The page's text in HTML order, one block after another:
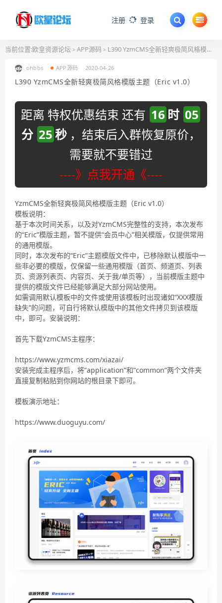
注册 登录
当前位置:欧皇资源论坛 > APP源码 > L390 YzmCMS全新轻爽极简风格模版主题（Eric v1.0）
ohbbs APP源码 2020-04-26
L390 YzmCMS全新轻爽极简风格模版主题（Eric v1.0）
距离 特权优惠结束 还有 16 时 05
分 25秒 ，结束后入群恢复原价，
需要就不要错过
----》点我开通《----
YzmCMS全新轻爽极简风格模版主题（Eric v1.0）
模板说明：
基于本次时间关系，以及对YzmCMS完整性的支持，本次发布
的“Eric”模版主题，暂不提供“会员中心”相关模版，仅提供常用
的通用模版。
同时，本次发布的“Eric”主题模版文件中，已移除默认模版中一
些非必要的模版，仅保留一些通用模版（首页、频道页、列表
页、资源列表页、内容页、关于我/单页等），当前模版主题中
提供的模版文件已经能够满足大部分网站使用。
如需调用默认模板中的文件或使用该模板时出现诸如“XXX模版
缺失”的问题，可自行将默认模版中的其他文件拷贝到该模版
中，即可。安装说明：
首先下载YzmCMS主程序：
https://www.yzmcms.com/xiazai/
安装完成主程序后，将”application”和”common”两个文件夹
直接复制粘贴到你网站的根目录下即可。
模板演示地址：
https://www.duoguyu.com/